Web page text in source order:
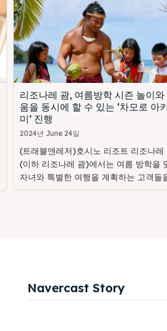
리조나레 괌, 여름방학 시즌 놀이와
움을 동시에 할 수 있는 ‘차모로 아
미’ 진행
2024년 June 24일
(트래블앤레저)호시노 리조트 리조나레
(이하 리조나레 괌)에서는 여름 방학을
자녀와 특별한 여행을 계획하는 고객들
Navercast Story